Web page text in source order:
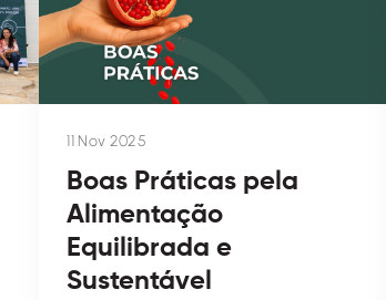
11 Nov 2025
Boas Práticas pela
Alimentação
Equilibrada e
Sustentável